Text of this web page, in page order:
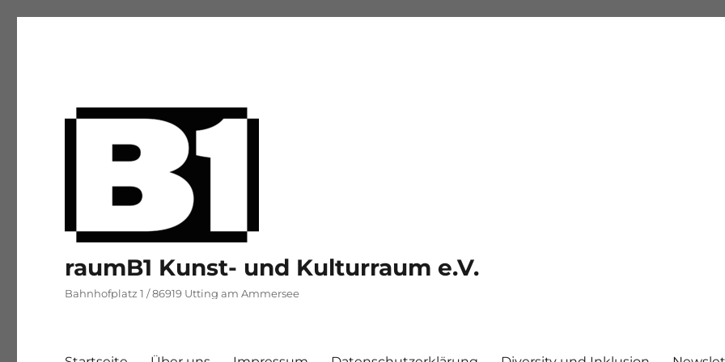
raumB1 Kunst- und Kulturraum e.V.
Bahnhofplatz 1 / 86919 Utting am Ammersee